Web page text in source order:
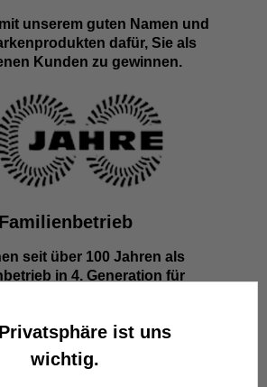
unserem guten Namen und
dafür, Sie als
Kunden zu gewinnen.
Familienbetrieb
seit über 100 Jahren als
in 4. Generation für
ist uns
wichtig.